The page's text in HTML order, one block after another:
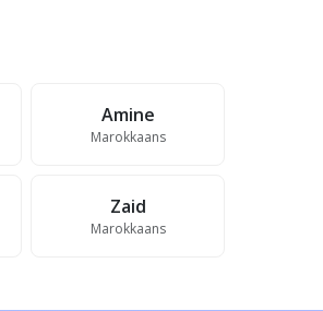
Amine
Marokkaans
Zaid
Marokkaans